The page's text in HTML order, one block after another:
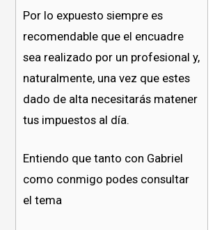
Por lo expuesto siempre es
recomendable que el encuadre
sea realizado por un profesional y,
naturalmente, una vez que estes
dado de alta necesitarás matener
tus impuestos al día.
Entiendo que tanto con Gabriel
como conmigo podes consultar
el tema